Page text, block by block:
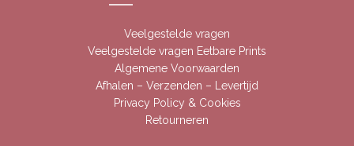
Veelgestelde vragen
Veelgestelde vragen Eetbare Prints
Algemene Voorwaarden
Afhalen – Verzenden – Levertijd
Privacy Policy & Cookies
Retourneren